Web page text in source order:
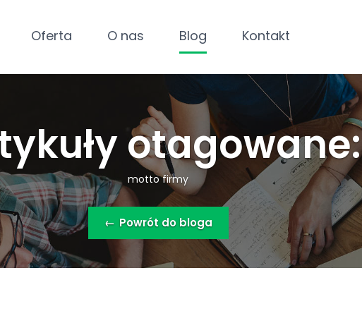
Oferta O nas Blog Kontakt
otagowane:
motto firmy
← Powrót do bloga